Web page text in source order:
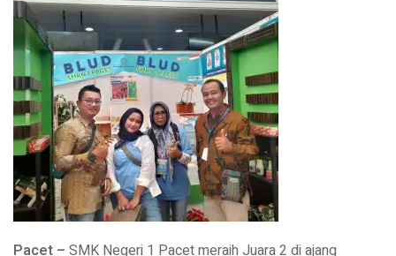
Pacet – SMK Negeri 1 Pacet meraih Juara 2 di ajang